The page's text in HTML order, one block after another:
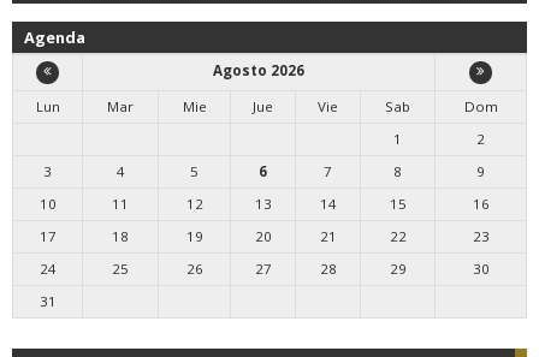
Agenda
Agosto 2026
Lun
Mar Mie Jue Vie Sab
Dom
1
2
3
4 5 6 7 8
9
10
11 12 13 14 15
16
17
18 19 20 21 22
23
24
25 26 27 28 29
30
31